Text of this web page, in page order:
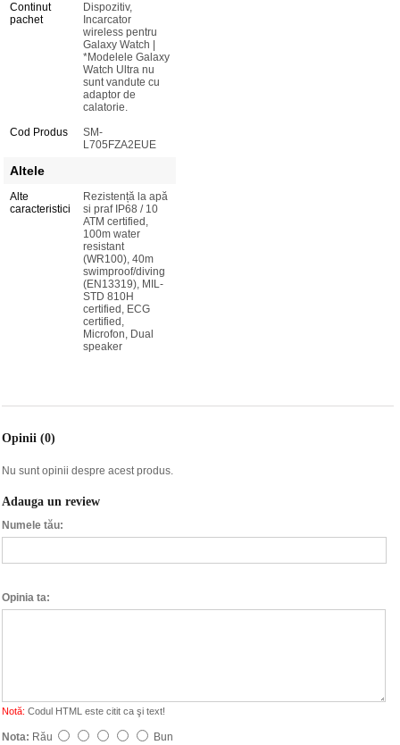
Continut
pachet
Dispozitiv,
Incarcator
wireless pentru
Galaxy Watch |
*Modelele Galaxy
Watch Ultra nu
sunt vandute cu
adaptor de
calatorie.
Cod Produs
SM-
L705FZA2EUE
Altele
Alte
caracteristici
Rezistență la apă
si praf IP68 / 10
ATM certified,
100m water
resistant
(WR100), 40m
swimproof/diving
(EN13319), MIL-
STD 810H
certified, ECG
certified,
Microfon, Dual
speaker
Opinii (0)
Nu sunt opinii despre acest produs.
Adauga un review
Numele tău:
Opinia ta:
Notă: Codul HTML este citit ca şi text!
Nota: Rău
Bun